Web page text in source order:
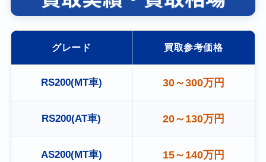
グレード 買取参考価格
RS200(MT車) 30～300万円
RS200(AT車) 20～130万円
AS200(MT車) 15～140万円